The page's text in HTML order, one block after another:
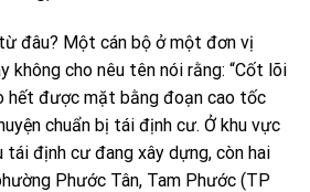
đâu? Một cán bộ ở một đơn vị
không cho nêu tên nói rằng: “Cốt lõi
hết được mặt bằng đoạn cao tốc
chuẩn bị tái định cư. Ở khu vực
tái định cư đang xây dựng, còn hai
Phước Tân, Tam Phước (TP